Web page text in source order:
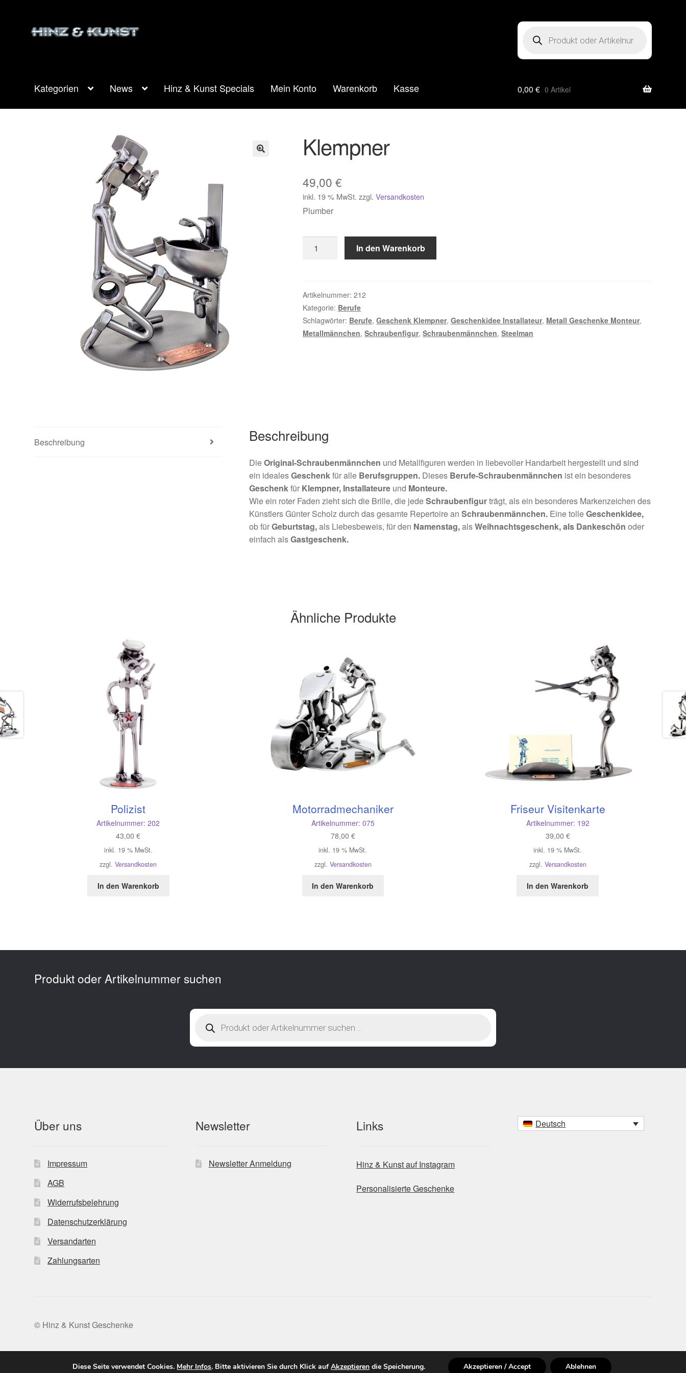
Zur
Navigation
Zum
Inhalt
search
Kategorien News Hinz & Kunst Specials Mein Konto Warenkorb Kasse 0,00 € 0 Artikel
Klempner
49,00€
inkl. 19 % MwSt. zzgl.Versandkosten
Plumber
Menge
In den Warenkorb
Artikelnummer:212
Kategorie: Berufe
Schlagwörter: Berufe,Geschenk Klempner,Geschenkidee Installateur, Metall Geschenke Monteur,
Metallmännchen,Schraubenfigur,Schraubenmännchen,Steelman
Beschreibung Beschreibung
DieOriginal-Schraubenmännchen und Metallfiguren werden in liebevoller Handarbeit hergestellt und sind
ein idealesGeschenkfür alle Berufsgruppen.Dieses Berufe-Schraubenmännchen ist ein besonderes
Geschenkfür Klempner, Installateure und Monteure.
Wie ein roter Faden zieht sich die Brille, die jedeSchraubenfigurträgt, als ein besonderes Markenzeichen des
Künstlers Günter Scholz durch das gesamte Repertoire an Schraubenmännchen.Eine tolleGeschenkidee,
ob fürGeburtstag,als Liebesbeweis, für den Namenstag,alsWeihnachtsgeschenk,als Dankeschön oder
einfach alsGastgeschenk.
Ähnliche Produkte
Polizist
Artikelnummer:202
43,00€
inkl. 19 % MwSt.
zzgl.Versandkosten
In den Warenkorb
Motorradmechaniker
Artikelnummer: 075
78,00 €
inkl. 19 % MwSt.
zzgl. Versandkosten
In den Warenkorb
Friseur Visitenkarte
Artikelnummer: 192
39,00 €
inkl. 19 % MwSt.
zzgl. Versandkosten
In den Warenkorb
Produkt oder Artikelnummer suchen
search
Über uns
Impressum
AGB
Widerrufsbelehrung
Datenschutzerklärung
Versandarten
Zahlungsarten
Newsletter
Newsletter Anmeldung
Links
Hinz & Kunst auf Instagram
Personalisierte Geschenke
Deutsch
© Hinz & Kunst Geschenke
Diese Seite verwendet Cookies. Mehr Infos. Bitte aktivieren Sie durch Klick aufAkzeptieren die Speicherung. Akzeptieren / Accept Ablehnen